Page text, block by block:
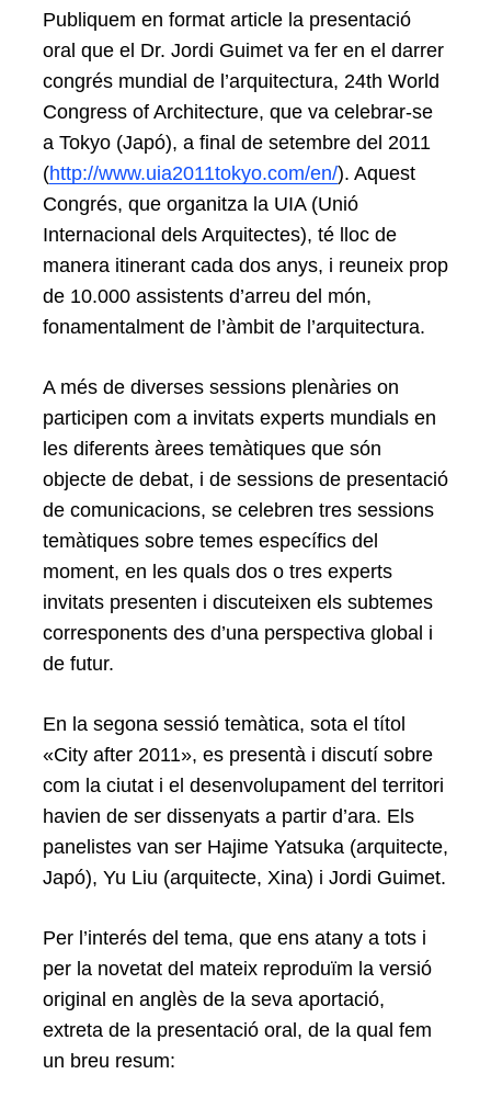
Publiquem en format article la presentació
oral que el Dr. Jordi Guimet va fer en el darrer
congrés mundial de l’arquitectura, 24th World
Congress of Architecture, que va celebrar-se
a Tokyo (Japó), a final de setembre del 2011
(http://www.uia2011tokyo.com/en/). Aquest
Congrés, que organitza la UIA (Unió
Internacional dels Arquitectes), té lloc de
manera itinerant cada dos anys, i reuneix prop
de 10.000 assistents d’arreu del món,
fonamentalment de l’àmbit de l’arquitectura.
A més de diverses sessions plenàries on
participen com a invitats experts mundials en
les diferents àrees temàtiques que són
objecte de debat, i de sessions de presentació
de comunicacions, se celebren tres sessions
temàtiques sobre temes específics del
moment, en les quals dos o tres experts
invitats presenten i discuteixen els subtemes
corresponents des d’una perspectiva global i
de futur.
En la segona sessió temàtica, sota el títol
«City after 2011», es presentà i discutí sobre
com la ciutat i el desenvolupament del territori
havien de ser dissenyats a partir d’ara. Els
panelistes van ser Hajime Yatsuka (arquitecte,
Japó), Yu Liu (arquitecte, Xina) i Jordi Guimet.
Per l’interés del tema, que ens atany a tots i
per la novetat del mateix reproduïm la versió
original en anglès de la seva aportació,
extreta de la presentació oral, de la qual fem
un breu resum: